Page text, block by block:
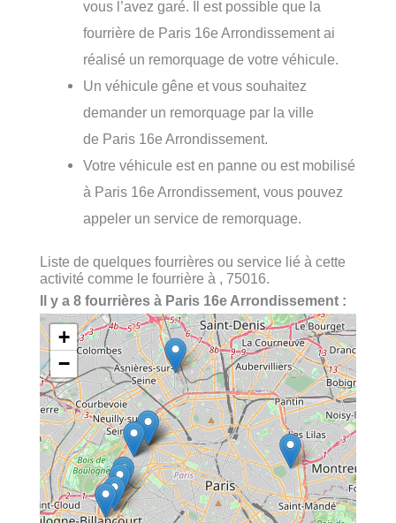
vous l’avez garé. Il est possible que la
fourrière de Paris 16e Arrondissement ai
réalisé un remorquage de votre véhicule.
Un véhicule gêne et vous souhaitez
demander un remorquage par la ville
de Paris 16e Arrondissement.
Votre véhicule est en panne ou est mobilisé
à Paris 16e Arrondissement, vous pouvez
appeler un service de remorquage.
Liste de quelques fourrières ou service lié à cette
activité comme le fourrière à , 75016.
Il y a 8 fourrières à Paris 16e Arrondissement :
+
−